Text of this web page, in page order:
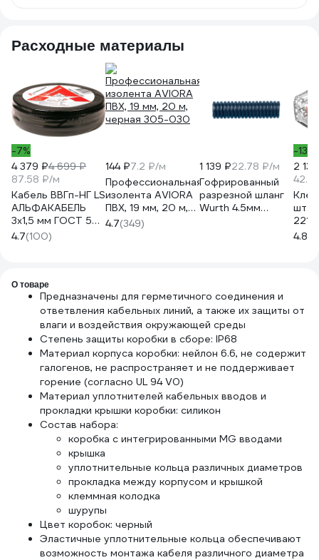
Расходные материалы
-7%
4 379 ₽4 699 ₽
87.58 ₽/м
Кабель ВВГп-НГ LS
АЛЬФАКАБЕЛЬ
3х1,5 мм ГОСТ 50
м 05190
4.7(100)
144 ₽7.2 ₽/м
Профессиональная
изолента AVIORA
ПВХ, 19 мм, 20 м,
черная 305-030
4.7(349)
1 139 ₽22.78 ₽/м
Гофрированный
разрезной шланг
Wurth 4.5мм
-13%
2
42.7
шт.
221-
4.8
О товаре
Предназначены для герметичного соединения и
ответвления кабельных линий, а также их защиты от
влаги и воздействия окружающей среды
Cтепень защиты коробки в сборе: IP68
Материал корпуса коробки: нейлон 6.6, не содержит
галогенов, не распространяет и не поддерживает
горение (согласно UL 94 V0)
Материал уплотнителей кабельных вводов и
прокладки крышки коробки: силикон
Состав набора:
коробка с интегрированными MG вводами
крышка
уплотнительные кольца различных диаметров
прокладка между корпусом и крышкой
клеммная колодка
шурупы
Цвет коробок: черный
Эластичные уплотнительные кольца обеспечивают
возможность монтажа кабеля различного диаметра